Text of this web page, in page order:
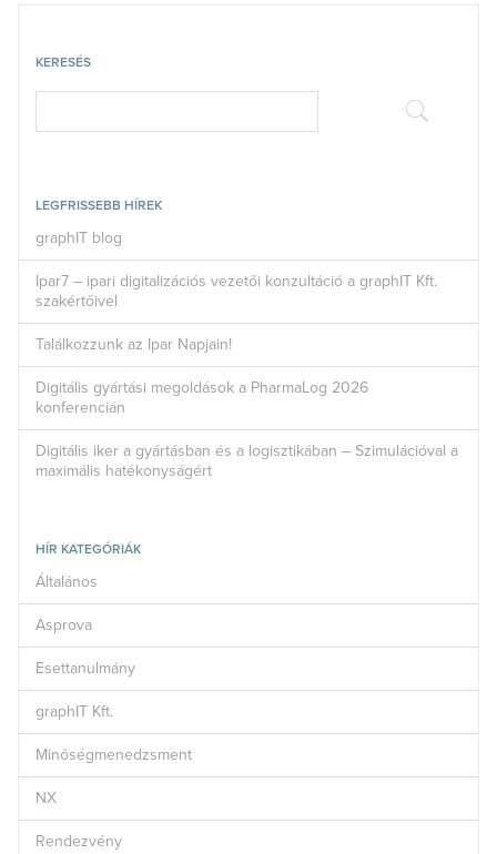
KERESÉS
LEGFRISSEBB HÍREK
graphIT blog
Ipar7 – ipari digitalizációs vezetői konzultáció a graphIT Kft.
szakértőivel
Találkozzunk az Ipar Napjain!
Digitális gyártási megoldások a PharmaLog 2026
konferencián
Digitális iker a gyártásban és a logisztikában – Szimulációval a
maximális hatékonyságért
HÍR KATEGÓRIÁK
Általános
Asprova
Esettanulmány
graphIT Kft.
Minőségmenedzsment
NX
Rendezvény